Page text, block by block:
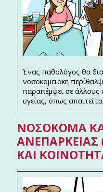
Ένας παθολόγος θα
νοσοκομειακή
παραπέμψει σε άλλους
υγείας, όπως
ΝΟΣΟΚΌΜΑ
ΚΑΙ